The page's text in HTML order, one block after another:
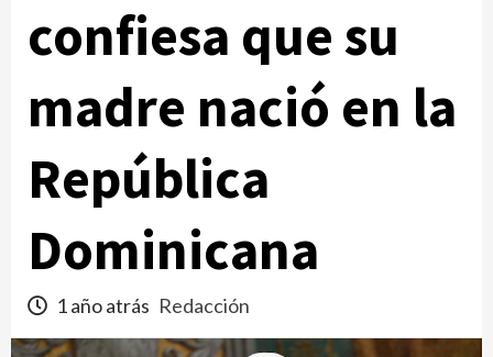
confiesa que su
madre nació en la
República
Dominicana
1 año atrás Redacción